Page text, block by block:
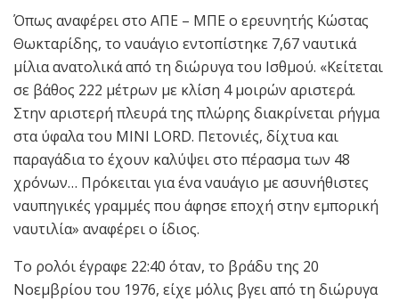
Όπως αναφέρει στο ΑΠΕ – ΜΠΕ ο ερευνητής Κώστας
Θωκταρίδης, το ναυάγιο εντοπίστηκε 7,67 ναυτικά
μίλια ανατολικά από τη διώρυγα του Ισθμού. «Κείτεται
σε βάθος 222 μέτρων με κλίση 4 μοιρών αριστερά.
Στην αριστερή πλευρά της πλώρης διακρίνεται ρήγμα
στα ύφαλα του MINI LORD. Πετονιές, δίχτυα και
παραγάδια το έχουν καλύψει στο πέρασμα των 48
χρόνων… Πρόκειται για ένα ναυάγιο με ασυνήθιστες
ναυπηγικές γραμμές που άφησε εποχή στην εμπορική
ναυτιλία» αναφέρει ο ίδιος.
Το ρολόι έγραφε 22:40 όταν, το βράδυ της 20
Νοεμβρίου του 1976, είχε μόλις βγει από τη διώρυγα